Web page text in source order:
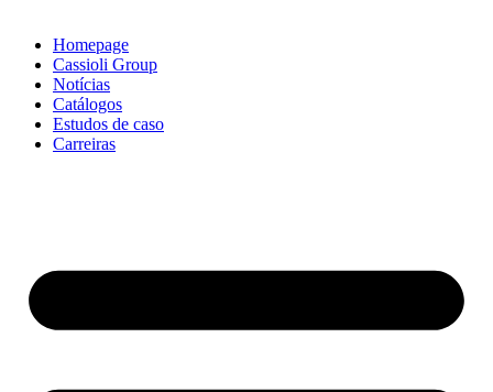
Homepage
Cassioli Group
Notícias
Catálogos
Estudos de caso
Carreiras